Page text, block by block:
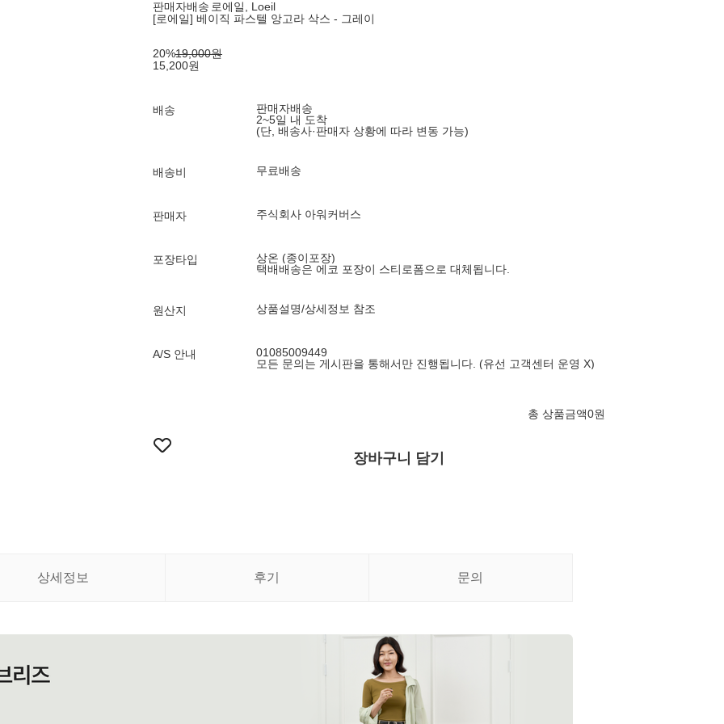
판매자배송 로에일, Loeil
[로에일] 베이직 파스텔 앙고라 삭스 - 그레이
20%19,000원
15,200원
배송
판매자배송
2~5일 내 도착
(단, 배송사·판매자 상황에 따라 변동 가능)
배송비 무료배송
판매자 주식회사 아워커버스
포장타입
상온 (종이포장)
택배배송은 에코 포장이 스티로폼으로 대체됩니다.
원산지 상품설명/상세정보 참조
A/S 안내
01085009449
모든 문의는 게시판을 통해서만 진행됩니다. (유선 고객센터 운영 X)
총 상품금액0원
장바구니 담기
상세정보 후기 문의